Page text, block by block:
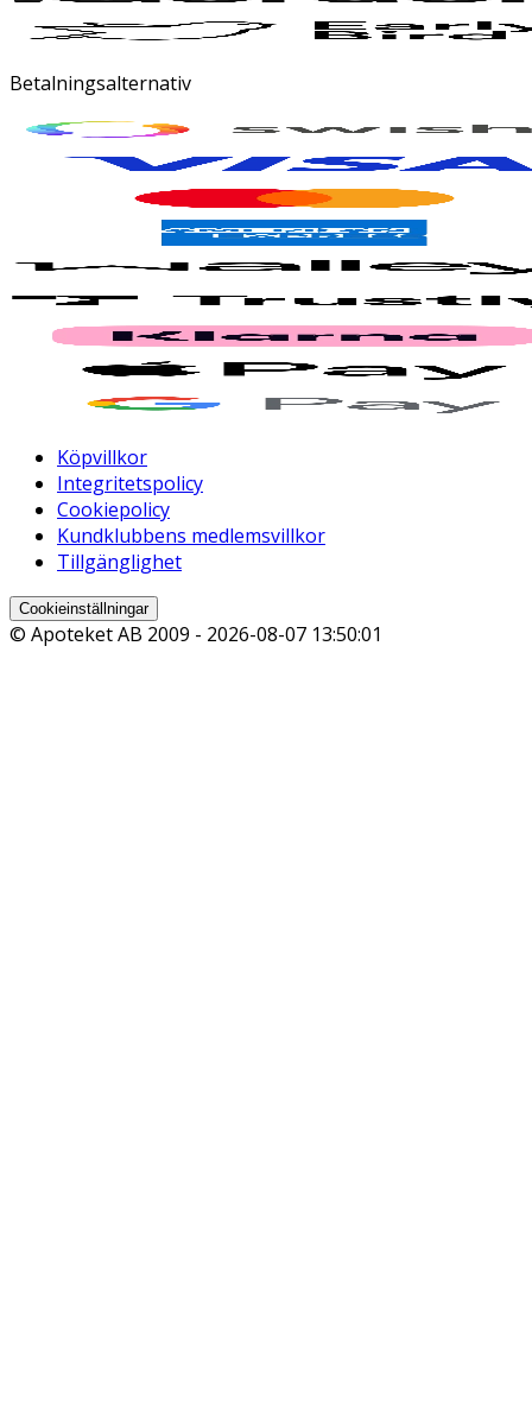
Betalningsalternativ
Köpvillkor
Integritetspolicy
Cookiepolicy
Kundklubbens medlemsvillkor
Tillgänglighet
Cookieinställningar
© Apoteket AB 2009 - 2026-08-07 13:50:01